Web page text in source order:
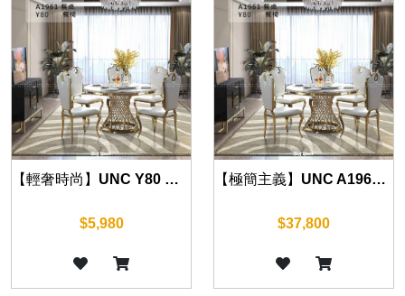
【輕奢時尚】UNC Y80 餐椅
$5,980
【極簡主義】UNC A1961 大理石餐桌 135cm
$37,800